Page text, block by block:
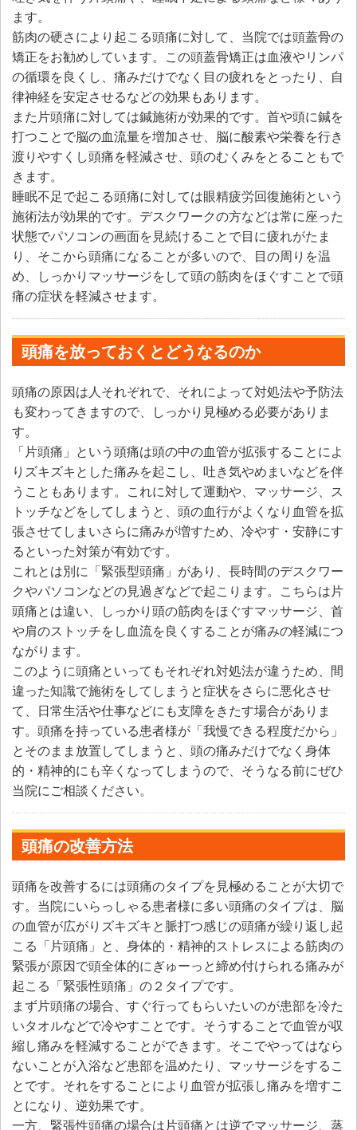
ます。
筋肉の硬さにより起こる頭痛に対して、当院では頭蓋骨の
矯正をお勧めしています。この頭蓋骨矯正は血液やリンパ
の循環を良くし、痛みだけでなく目の疲れをとったり、自
律神経を安定させるなどの効果もあります。
また片頭痛に対しては鍼施術が効果的です。首や頭に鍼を
打つことで脳の血流量を増加させ、脳に酸素や栄養を行き
渡りやすくし頭痛を軽減させ、頭のむくみをとることもで
きます。
睡眠不足で起こる頭痛に対しては眼精疲労回復施術という
施術法が効果的です。デスクワークの方などは常に座った
状態でパソコンの画面を見続けることで目に疲れがたま
り、そこから頭痛になることが多いので、目の周りを温
め、しっかりマッサージをして頭の筋肉をほぐすことで頭
痛の症状を軽減させます。
頭痛を放っておくとどうなるのか
頭痛の原因は人それぞれで、それによって対処法や予防法
も変わってきますので、しっかり見極める必要がありま
す。
「片頭痛」という頭痛は頭の中の血管が拡張することによ
りズキズキとした痛みを起こし、吐き気やめまいなどを伴
うこともあります。これに対して運動や、マッサージ、ス
トッチなどをしてしまうと、頭の血行がよくなり血管を拡
張させてしまいさらに痛みが増すため、冷やす・安静にす
るといった対策が有効です。
これとは別に「緊張型頭痛」があり、長時間のデスクワー
クやパソコンなどの見過ぎなどで起こります。こちらは片
頭痛とは違い、しっかり頭の筋肉をほぐすマッサージ、首
や肩のストッチをし血流を良くすることが痛みの軽減につ
ながります。
このように頭痛といってもそれぞれ対処法が違うため、間
違った知識で施術をしてしまうと症状をさらに悪化させ
て、日常生活や仕事などにも支障をきたす場合がありま
す。頭痛を持っている患者様が「我慢できる程度だから」
とそのまま放置してしまうと、頭の痛みだけでなく身体
的・精神的にも辛くなってしまうので、そうなる前にぜひ
当院にご相談ください。
頭痛の改善方法
頭痛を改善するには頭痛のタイプを見極めることが大切で
す。当院にいらっしゃる患者様に多い頭痛のタイプは、脳
の血管が広がりズキズキと脈打つ感じの頭痛が繰り返し起
こる「片頭痛」と、身体的・精神的ストレスによる筋肉の
緊張が原因で頭全体的にぎゅーっと締め付けられる痛みが
起こる「緊張性頭痛」の２タイプです。
まず片頭痛の場合、すぐ行ってもらいたいのが患部を冷た
いタオルなどで冷やすことです。そうすることで血管が収
縮し痛みを軽減することができます。そこでやってはなら
ないことが入浴など患部を温めたり、マッサージをするこ
とです。それをすることにより血管が拡張し痛みを増すこ
とになり、逆効果です。
一方、緊張性頭痛の場合は片頭痛とは逆でマッサージ、蒸